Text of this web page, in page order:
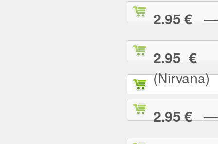
2.95 €—
2.95 €—
(Nirvana)
2.95 €—